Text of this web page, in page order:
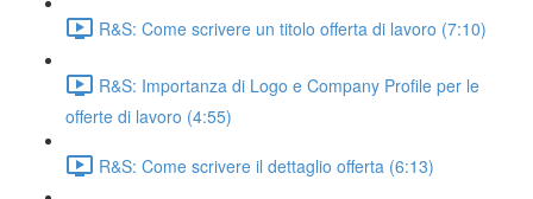
R&S: Come scrivere un titolo offerta di lavoro (7:10)
R&S: Importanza di Logo e Company Profile per le
offerte di lavoro (4:55)
R&S: Come scrivere il dettaglio offerta (6:13)